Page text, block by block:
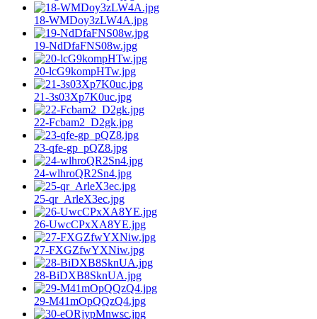
18-WMDoy3zLW4A.jpg
19-NdDfaFNS08w.jpg
20-lcG9kompHTw.jpg
21-3s03Xp7K0uc.jpg
22-Fcbam2_D2gk.jpg
23-qfe-gp_pQZ8.jpg
24-wlhroQR2Sn4.jpg
25-qr_ArleX3ec.jpg
26-UwcCPxXA8YE.jpg
27-FXGZfwYXNiw.jpg
28-BiDXB8SknUA.jpg
29-M41mOpQQzQ4.jpg